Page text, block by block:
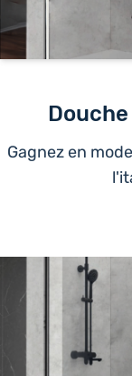
Gagnez en